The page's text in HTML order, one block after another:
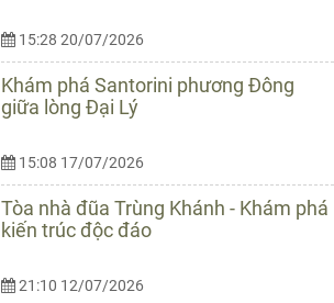
15:28 20/07/2026
Khám phá Santorini phương Đông
giữa lòng Đại Lý
15:08 17/07/2026
Tòa nhà đũa Trùng Khánh - Khám phá
kiến trúc độc đáo
21:10 12/07/2026